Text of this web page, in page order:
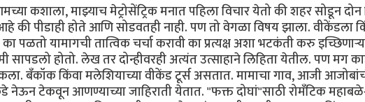
कशाला, माझ्याच मेट्रोसेंट्रिक मनात पहिला विचार येतो की शहर सोडून
पीडाही होते आणि सोडवतही नाही. पण तो वेगळा विषय झाला. वीकेंडला
यामागची तात्विक चर्चा करावी का प्रत्यक्ष अशा भटकंती करु
सापडलो होतो. लेख तर दोन्हीवरही अत्यंत उत्साहाने लिहिता येतील. पण मग
बँकॉक किंवा मलेशियाच्या वीकेंड टूर्स असतात. मामाचा गाव, आजी
नेऊन टेकवून आणण्याच्या जाहिराती येतात. "फक्त दोघां"साठी रोमँटिक